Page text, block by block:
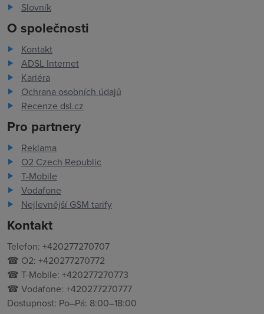
Slovník
O společnosti
Kontakt
ADSL Internet
Kariéra
Ochrana osobních údajů
Recenze dsl.cz
Pro partnery
Reklama
O2 Czech Republic
T-Mobile
Vodafone
Nejlevnější GSM tarify
Kontakt
Telefon: +420277270707
☎ O2: +420277270772
☎ T-Mobile: +420277270773
☎ Vodafone: +420277270777
Dostupnost: Po–Pá: 8:00–18:00